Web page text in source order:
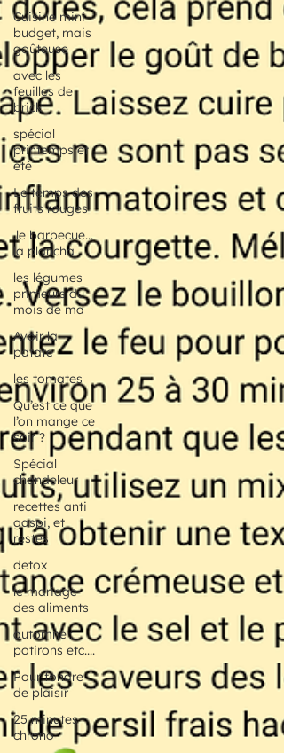
Cuisine mini
budget, mais
goûteuse
avec les
feuilles de
brick
spécial
printemps et
été
Le temps des
fruits rouges
.le barbecue...
la plancha
les légumes
primeurs du
mois de ma
Avoir la
patate
les tomates
Qu’est ce que
l’on mange ce
soir ?
Spécial
chandeleur
recettes anti
gaspi, et
restes
detox
le mariage
des aliments
automne :
potirons etc....
Pour fondre
de plaisir
25 minutes
chrono